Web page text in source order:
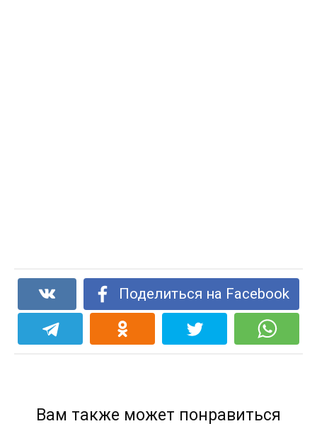
Поделиться на Facebook
Вам также может понравиться